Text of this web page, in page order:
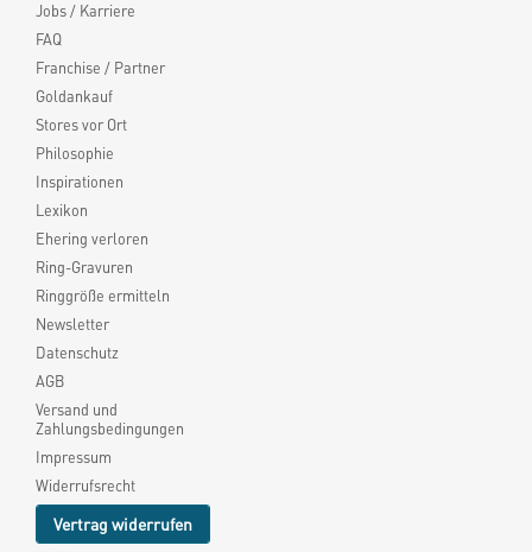
Jobs / Karriere
FAQ
Franchise / Partner
Goldankauf
Stores vor Ort
Philosophie
Inspirationen
Lexikon
Ehering verloren
Ring-Gravuren
Ringgröße ermitteln
Newsletter
Datenschutz
AGB
Versand und
Zahlungsbedingungen
Impressum
Widerrufsrecht
Vertrag widerrufen